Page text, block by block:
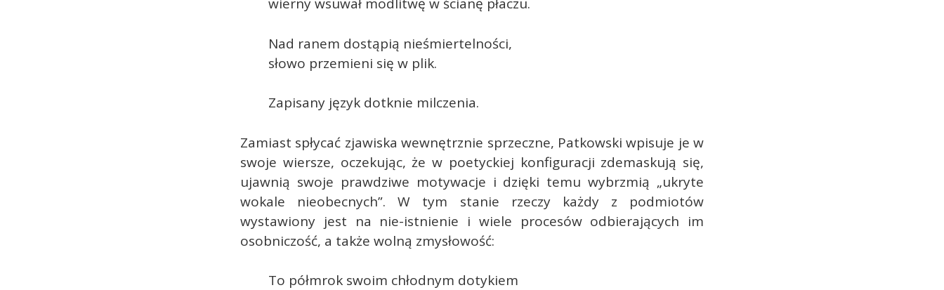
Nad ranem dostąpią nieśmiertelności,
słowo przemieni się w plik.
Zapisany język dotknie milczenia.
Zamiast spłycać zjawiska wewnętrznie sprzeczne, Patkowski wpisuje je w
swoje wiersze, oczekując, że w poetyckiej konfiguracji zdemaskują się,
ujawnią swoje prawdziwe motywacje i dzięki temu wybrzmią „ukryte
wokale nieobecnych”. W tym stanie rzeczy każdy z podmiotów
wystawiony jest na nie-istnienie i wiele procesów odbierających im
osobniczość, a także wolną zmysłowość:
To półmrok swoim chłodnym dotykiem